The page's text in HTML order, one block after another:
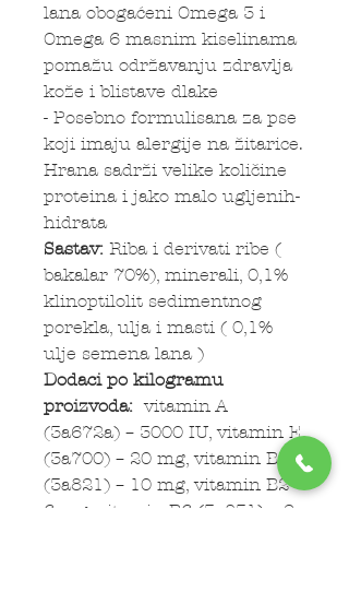
lana obogaćeni Omega 3 i
Omega 6 masnim kiselinama
pomažu održavanju zdravlja
kože i blistave dlake
- Posebno formulisana za pse
koji imaju alergije na žitarice.
Hrana sadrži velike količine
proteina i jako malo ugljenih-
hidrata
Sastav: Riba i derivati ribe (
bakalar 70%), minerali, 0,1%
klinoptilolit sedimentnog
porekla, ulja i masti ( 0,1%
ulje semena lana )
Dodaci po kilogramu
proizvoda: vitamin A
(3a672a) – 3000 IU, vitamin E
(3a700) – 20 mg, vitamin B1
(3a821) – 10 mg, vitamin B2 –
6 mg, vitamin B6 (3a831) – 2